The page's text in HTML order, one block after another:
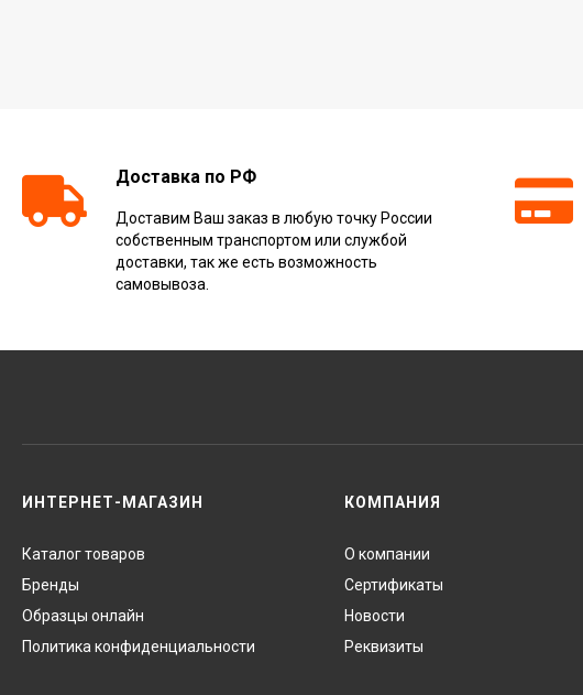
Доставка по РФ
Доставим Ваш заказ в любую точку России
собственным транспортом или службой
доставки, так же есть возможность
самовывоза.
ИНТЕРНЕТ-МАГАЗИН
Каталог товаров
Бренды
Образцы онлайн
Политика конфиденциальности
КОМПАНИЯ
О компании
Сертификаты
Новости
Реквизиты